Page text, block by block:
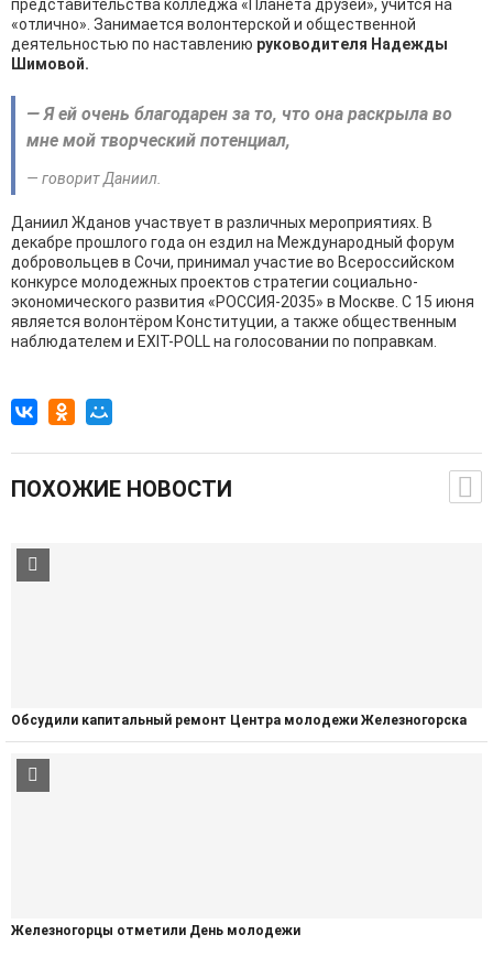
представительства колледжа «Планета друзей», учится на
«отлично». Занимается волонтерской и общественной
деятельностью по наставлению руководителя Надежды
Шимовой.
— Я ей очень благодарен за то, что она раскрыла во
мне мой творческий потенциал,
— говорит Даниил.
Даниил Жданов участвует в различных мероприятиях. В
декабре прошлого года он ездил на Международный форум
добровольцев в Сочи, принимал участие во Всероссийском
конкурсе молодежных проектов стратегии социально-
экономического развития «РОССИЯ-2035» в Москве. С 15 июня
является волонтёром Конституции, а также общественным
наблюдателем и EXIT-POLL на голосовании по поправкам.
ПОХОЖИЕ НОВОСТИ
Обсудили капитальный ремонт Центра молодежи Железногорска
Железногорцы отметили День молодежи